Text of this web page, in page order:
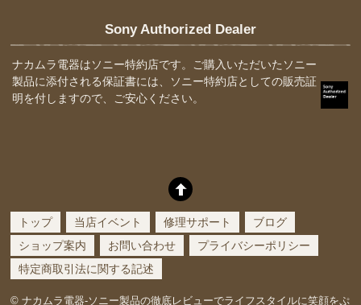
Sony Authorized Dealer
ナカムラ電器はソニー特約店です。ご購入いただいたソニー
製品に添付される保証書には、ソニー特約店としての販売証
明を付しますので、ご安心ください。
トップ 当店イベント 修理サポート
ブログ
ショップ案内
お問い合わせ
プライバシーポリシー
特定商取引法に関する記述
©ナカムラ電器-ソニー製品の徹底レビューでライフスタイルに笑顔をぷ